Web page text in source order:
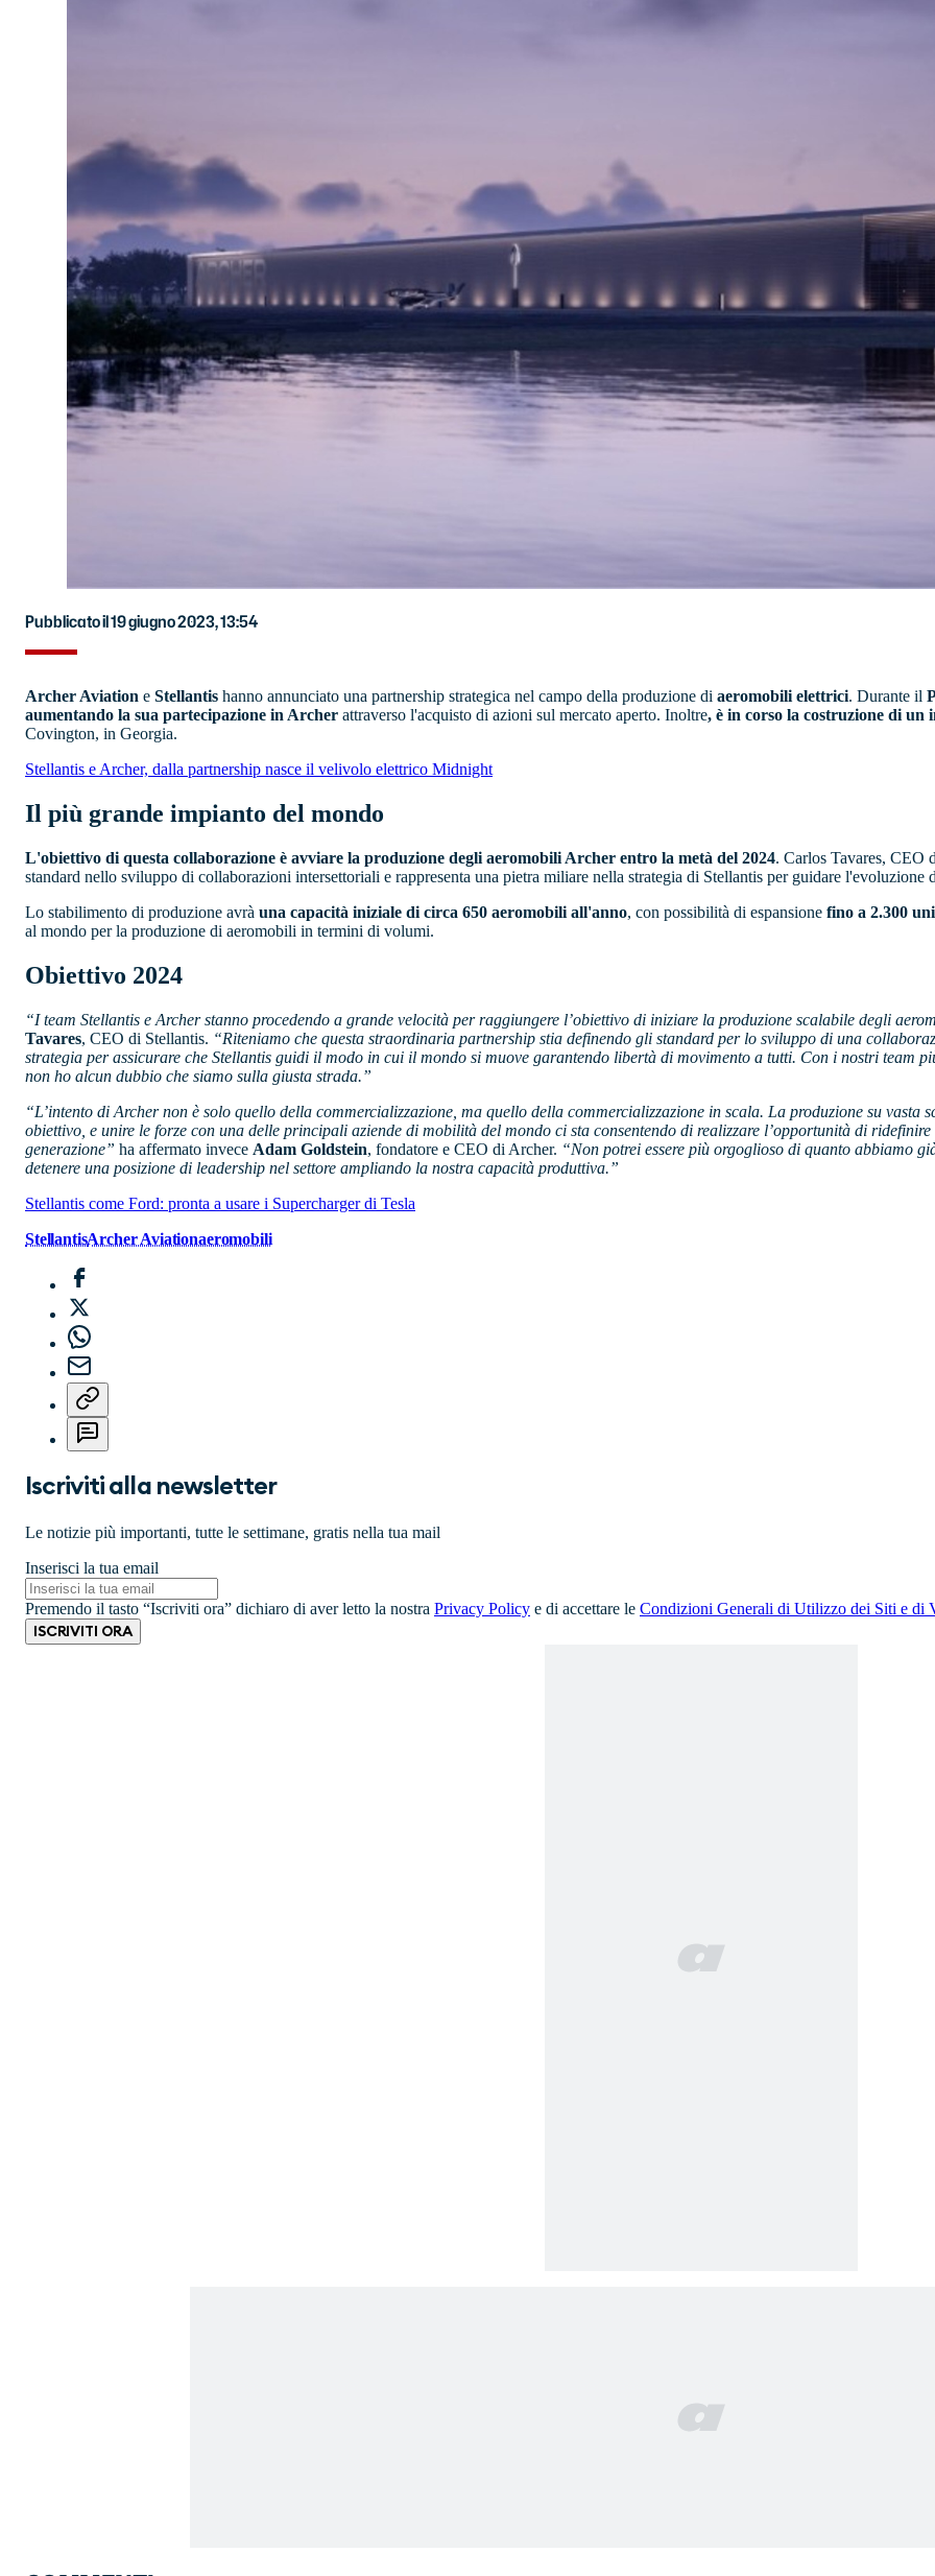
Pubblicato il 19 giugno 2023, 13:54
Archer Aviation e Stellantis hanno annunciato una partnership strategica nel campo della produzione di aeromobili elettrici. Durante il
aumentando la sua partecipazione in Archer attraverso l'acquisto di azioni sul mercato aperto. Inoltre, è in corso la costruzione di
Covington, in Georgia.
Stellantis e Archer, dalla partnership nasce il velivolo elettrico Midnight
Il più grande impianto del mondo
L'obiettivo di questa collaborazione è avviare la produzione degli aeromobili Archer entro la metà del 2024. Carlos Tavares, CEO
standard nello sviluppo di collaborazioni intersettoriali e rappresenta una pietra miliare nella strategia di Stellantis per guidare l'evoluzione
Lo stabilimento di produzione avrà una capacità iniziale di circa 650 aeromobili all'anno, con possibilità di espansione fino a 2.300
al mondo per la produzione di aeromobili in termini di volumi.
Obiettivo 2024
“I team Stellantis e Archer stanno procedendo a grande velocità per raggiungere l’obiettivo di iniziare la produzione scalabile degli
Tavares, CEO di Stellantis. “Riteniamo che questa straordinaria partnership stia definendo gli standard per lo sviluppo di una
strategia per assicurare che Stellantis guidi il modo in cui il mondo si muove garantendo libertà di movimento a tutti. Con i nostri team
non ho alcun dubbio che siamo sulla giusta strada.”
“L’intento di Archer non è solo quello della commercializzazione, ma quello della commercializzazione in scala. La produzione su vasta
obiettivo, e unire le forze con una delle principali aziende di mobilità del mondo ci sta consentendo di realizzare l’opportunità di
generazione” ha affermato invece Adam Goldstein, fondatore e CEO di Archer. “Non potrei essere più orgoglioso di quanto abbiamo
detenere una posizione di leadership nel settore ampliando la nostra capacità produttiva.”
Stellantis come Ford: pronta a usare i Supercharger di Tesla
StellantisArcher Aviationaeromobili
Iscriviti alla newsletter
Le notizie più importanti, tutte le settimane, gratis nella tua mail
Inserisci la tua email
Premendo il tasto “Iscriviti ora” dichiaro di aver letto la nostra Privacy Policy e di accettare le Condizioni Generali di Utilizzo dei Siti e di
ISCRIVITI ORA